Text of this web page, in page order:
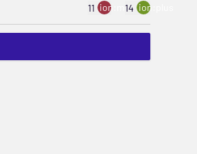
11 ion:minus
14 ion:plus